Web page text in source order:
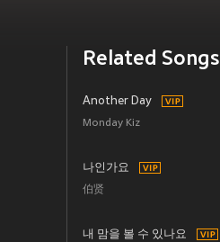
Related Songs
Another Day
Monday Kiz
나인가요
伯贤
내 맘을 볼 수 있나요